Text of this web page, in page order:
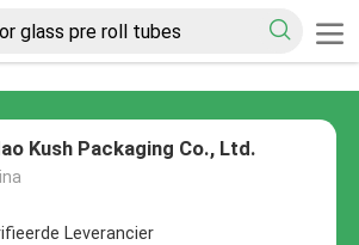
Kush Packaging Co., Ltd.
Leverancier